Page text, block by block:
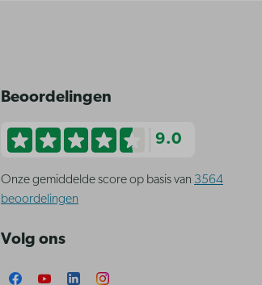
Beoordelingen
9.0
Onze gemiddelde score op basis van 3564
beoordelingen
Volg ons